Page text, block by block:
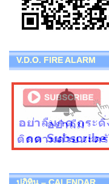
V.D.O. FIRE ALARM